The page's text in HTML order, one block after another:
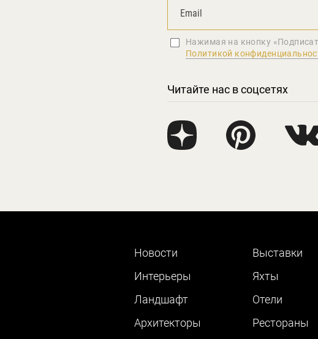
Нажимая на кнопку
Политикой
Читайте нас в соцсетях
Новости
Интерьеры
Ландшафт
Архитекторы
Выставки
Яхты
Отели
Рестораны